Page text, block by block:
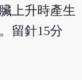
上升時產生
留針15分